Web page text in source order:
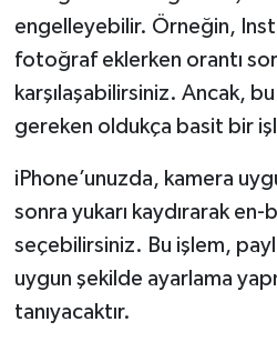
engelleyebilir. Örneğin,
fotoğraf eklerken orantı
karşılaşabilirsiniz. Ancak,
gereken oldukça basit bir
iPhone’unuzda, kamera
sonra yukarı kaydırarak en-
seçebilirsiniz. Bu işlem,
uygun şekilde ayarlama
tanıyacaktır.